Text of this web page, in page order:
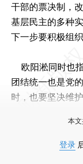
干部的票决制，
基层民主的多种
下一步要积极组
欧阳淞同时也
团结统一也是党
时，也要坚决维
本
登录